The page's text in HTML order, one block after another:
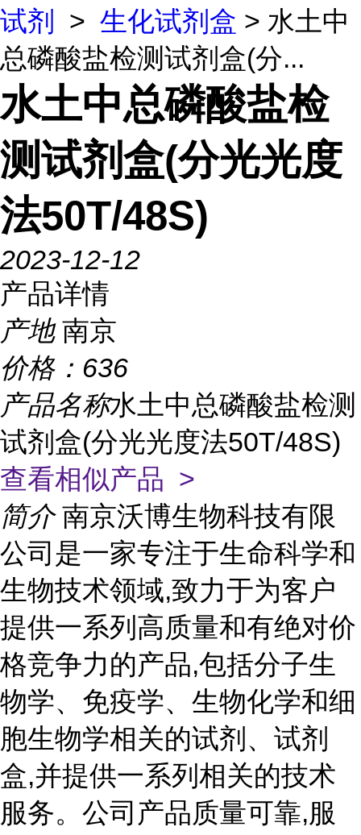
试剂 > 生化试剂盒 > 水土中
总磷酸盐检测试剂盒(分...
水土中总磷酸盐检
测试剂盒(分光光度
法50T/48S)
2023-12-12
产品详情
产地 南京
价格： 636
产品名称水土中总磷酸盐检测
试剂盒(分光光度法50T/48S)
查看相似产品 >
简介 南京沃博生物科技有限
公司是一家专注于生命科学和
生物技术领域,致力于为客户
提供一系列高质量和有绝对价
格竞争力的产品,包括分子生
物学、免疫学、生物化学和细
胞生物学相关的试剂、试剂
盒,并提供一系列相关的技术
服务。公司产品质量可靠,服